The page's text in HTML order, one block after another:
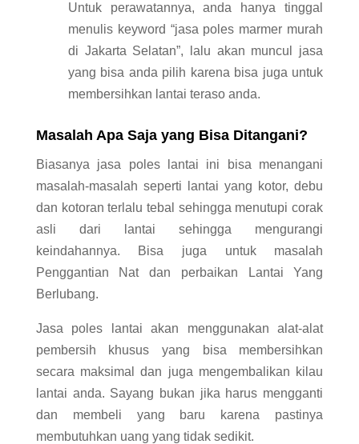
Untuk perawatannya, anda hanya tinggal
menulis keyword “jasa poles marmer murah
di Jakarta Selatan”, lalu akan muncul jasa
yang bisa anda pilih karena bisa juga untuk
membersihkan lantai teraso anda.
Masalah Apa Saja yang Bisa Ditangani?
Biasanya jasa poles lantai ini bisa menangani
masalah-masalah seperti lantai yang kotor, debu
dan kotoran terlalu tebal sehingga menutupi corak
asli dari lantai sehingga mengurangi
keindahannya. Bisa juga untuk masalah
Penggantian Nat dan perbaikan Lantai Yang
Berlubang.
Jasa poles lantai akan menggunakan alat-alat
pembersih khusus yang bisa membersihkan
secara maksimal dan juga mengembalikan kilau
lantai anda. Sayang bukan jika harus mengganti
dan membeli yang baru karena pastinya
membutuhkan uang yang tidak sedikit.